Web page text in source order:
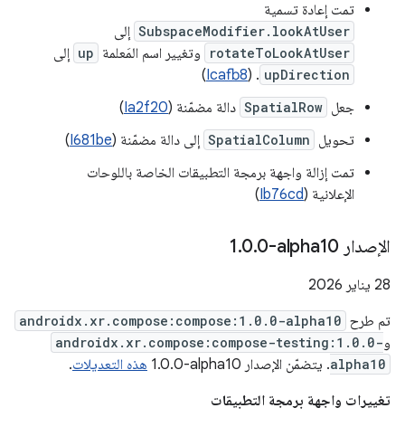
تمت إعادة تسمية
SubspaceModifier.lookAtUser إلى
rotateToLookAtUser وتغيير اسم المَعلمة up إلى
upDirection
. (
Icafb8
)
جعل SpatialRow دالة مضمّنة (Ia2f20
)
تحويل SpatialColumn إلى دالة مضمّنة (I681be
)
تمت إزالة واجهة برمجة التطبيقات الخاصة باللوحات
الإعلانية (Ib76cd
)
الإصدار ‎1 .0.0-alpha10
‫28 يناير 2026
تم طرح androidx.xr.compose:compose:1.0.0-alpha10
وandroidx.xr.compose:compose-testing:1.0.0-
alpha10. يتضمّن الإصدار ‎1.0.0-alpha10 هذه التعديلات.
تغييرات واجهة برمجة التطبيقات